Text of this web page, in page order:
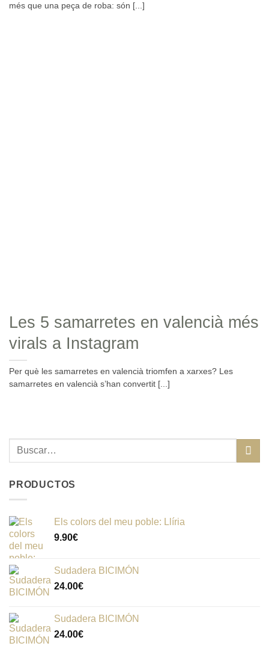
més que una peça de roba: són [...]
Les 5 samarretes en valencià més
virals a Instagram
Per què les samarretes en valencià triomfen a xarxes? Les
samarretes en valencià s’han convertit [...]
Buscar
PRODUCTOS
Els colors del meu poble: Llíria
9.90€
Sudadera BICIMÓN
24.00€
Sudadera BICIMÓN
24.00€